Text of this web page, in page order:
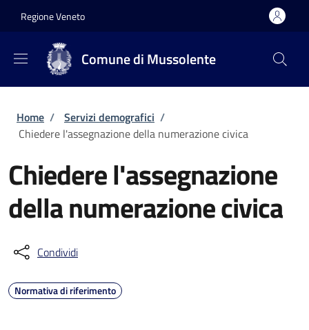
Regione Veneto
Comune di Mussolente
Briciole di pane
Home / Servizi demografici /
Chiedere l'assegnazione della numerazione civica
Chiedere l'assegnazione
della numerazione civica
Condividi
Normativa di riferimento